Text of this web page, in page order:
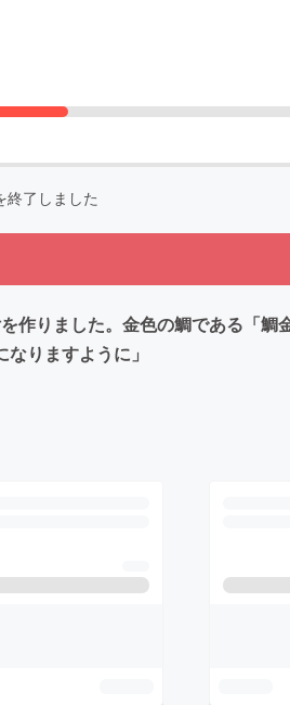
終了しました
作りました。金色の鯛である「鯛
りますように」